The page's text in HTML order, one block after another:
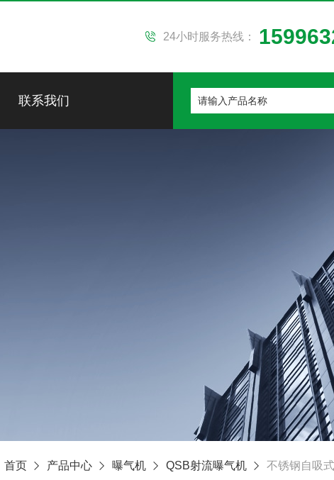
24小时服务热线：
联系我们
首页 产品中心 曝气机 QSB射流曝气机 不锈钢自吸